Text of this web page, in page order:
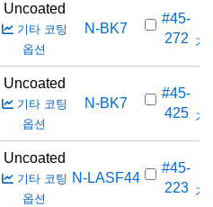
Uncoated
기타 코팅
옵션
N-BK7
#45-
272 가
Uncoated
기타 코팅
옵션
N-BK7
#45-
425 가
Uncoated
기타 코팅
옵션
N-LASF44
#45-
223 가